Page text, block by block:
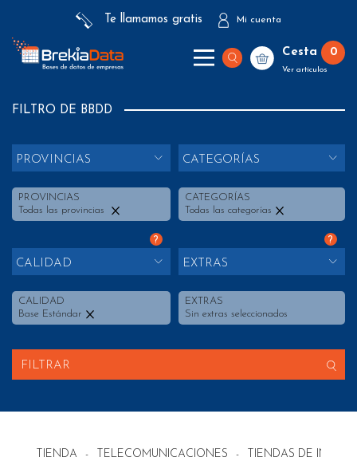
Te llamamos gratis Mi cuenta
Cesta 0
Ver artículos
FILTRO DE BBDD
PROVINCIAS
PROVINCIAS
Todas las provincias
CATEGORÍAS
CATEGORÍAS
Todas las categorías
?
CALIDAD
CALIDAD
Base Estándar
?
EXTRAS
EXTRAS
Sin extras seleccionados
FILTRAR
TIENDA - TELECOMUNICACIONES - TIENDAS DE